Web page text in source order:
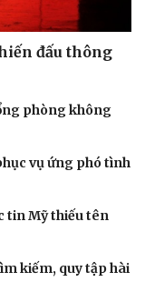
đấu thông
phòng không
vụ ứng phó tình
tin Mỹ thiếu tên
kiếm, quy tập hài